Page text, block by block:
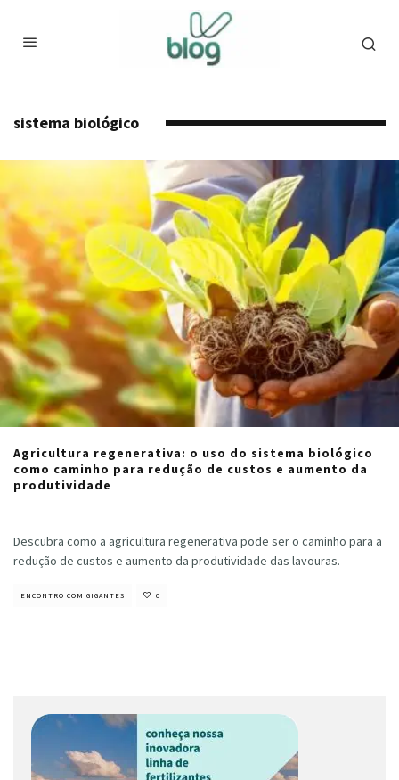
sistema biológico
Agricultura regenerativa: o uso do sistema biológico
como caminho para redução de custos e aumento da
produtividade
Descubra como a agricultura regenerativa pode ser o caminho para a
redução de custos e aumento da produtividade das lavouras.
ENCONTRO COM GIGANTES 0